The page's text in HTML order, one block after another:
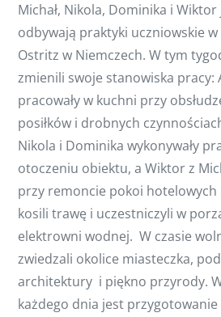
Michał, Nikola, Dominika i
odbywają praktyki uczniowskie
Ostritz w Niemczech. W tym
zmienili swoje stanowiska pracy:
pracowały w kuchni przy
posiłków i drobnych
Nikola i Dominika wykonywały
otoczeniu obiektu, a Wiktor z
przy remoncie pokoi hotelowych
kosili trawę i uczestniczyli w
elektrowni wodnej. W czasie
zwiedzali okolice miasteczka,
architektury i piękno przyrody.
każdego dnia jest przygotowanie